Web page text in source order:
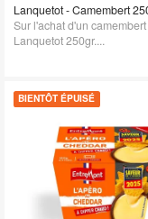
Lanquetot - Camembert
Sur l'achat d'un camembert
Lanquetot 250gr....
BIENTÔT ÉPUISÉ